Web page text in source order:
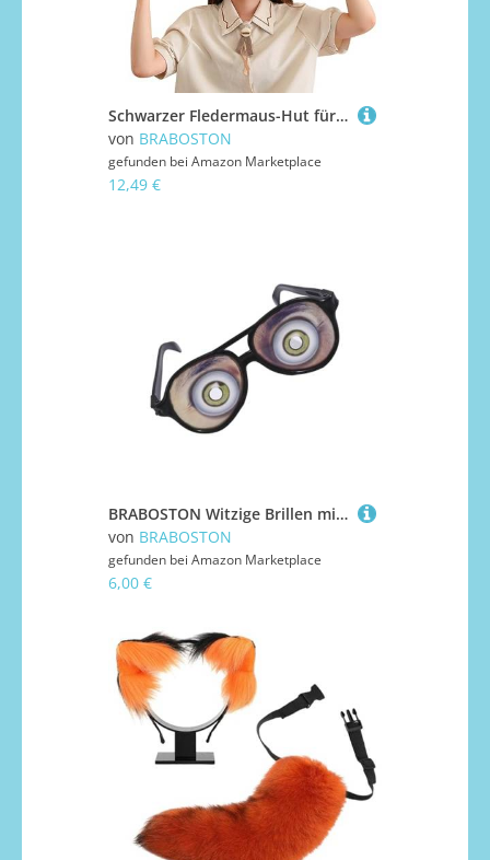
Schwarzer Fledermaus-Hut für Kinder, Party-Requisiten, Cartoon-Plüsch-Kopfbedeckung, Cosplay-Kostüm, Zubehör, Erwachsene, Urlaub, Kopfschmuck, Halloween, Fledermaus, lustiges Tier
von BRABOSTON
gefunden bei Amazon Marketplace
12,49 €
BRABOSTON Witzige Brillen mit lustigen Augen, Brillen für Halloween-Partys, Gastgeschenke, Narren, Trickspielzeug, Halloween-Brille
von BRABOSTON
gefunden bei Amazon Marketplace
6,00 €